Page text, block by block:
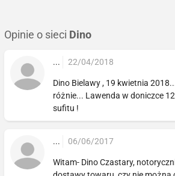
Opinie o sieci Dino
... 22/04/2018
Dino Bielawy , 19 kwietnia
różnie... Lawenda w doniczce 12
sufitu !
... 06/06/2017
Witam- Dino Czastary,